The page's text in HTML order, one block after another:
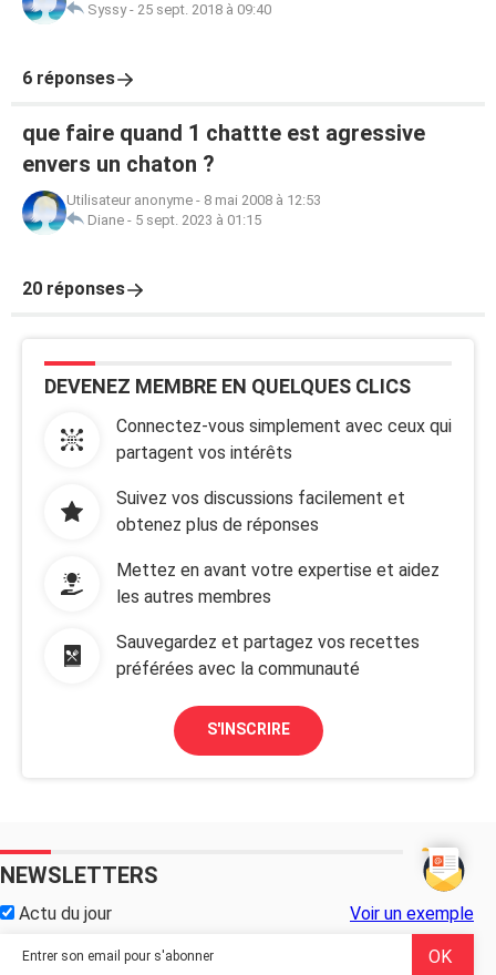
Syssy- 25 sept. 2018 à 09:40
6 réponses
que faire quand 1 chattte est agressive
envers un chaton ?
Utilisateur anonyme - 8 mai 2008 à 12:53
Diane - 5 sept. 2023 à 01:15
20 réponses
DEVENEZ MEMBRE EN QUELQUES CLICS
Connectez-vous simplement avec ceux qui
partagent vos intérêts
Suivez vos discussions facilement et
obtenez plus de réponses
Mettez en avant votre expertise et aidez
les autres membres
Sauvegardez et partagez vos recettes
préférées avec la communauté
S'INSCRIRE
NEWSLETTERS
Actu du jour Voir un exemple